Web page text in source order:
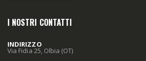
I NOSTRI CONTATTI
INDIRIZZO
Via Fidia 25, Olbia (OT)